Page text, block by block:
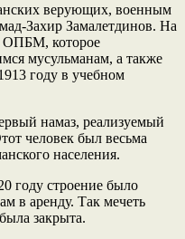
верующих, военным
Захир Замалетдинов. На
ОПБМ, которое
мусульманам, а также
году в учебном
намаз, реализуемый
человек был весьма
населения.
году строение было
в аренду. Так мечеть
закрыта.